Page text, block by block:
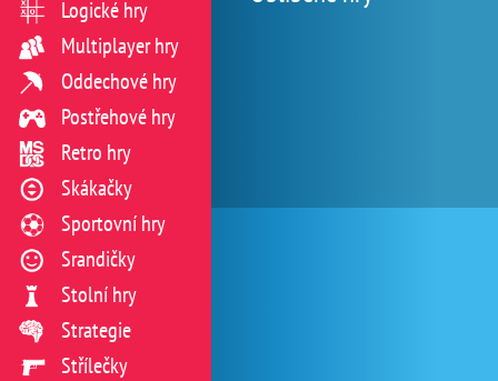
Logické hry
Multiplayer hry
Oddechové hry
Postřehové hry
Retro hry
Skákačky
Sportovní hry
Srandičky
Stolní hry
Strategie
Střílečky